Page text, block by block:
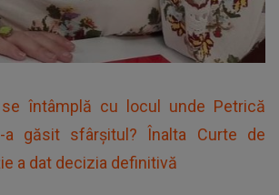
întâmplă cu locul unde Petrică
a găsit sfârșitul? Înalta Curte de
a dat decizia definitivă